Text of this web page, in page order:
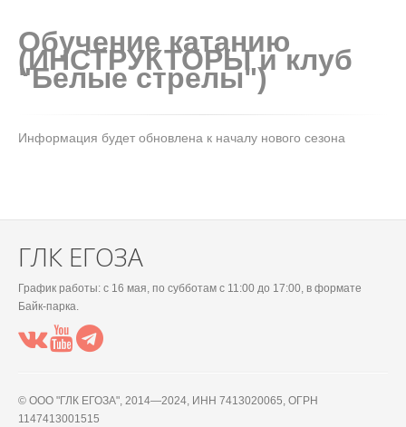
Обучение катанию
(ИНСТРУКТОРЫ и клуб
"Белые стрелы")
Информация будет обновлена к началу нового сезона
ГЛК ЕГОЗА
График работы: c 16 мая, по субботам с 11:00 до 17:00, в формате
Байк-парка.
© OOO "ГЛК ЕГОЗА", 2014—2024, ИНН 7413020065, ОГРН
1147413001515